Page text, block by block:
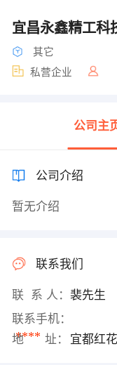
宜昌永鑫精工科
其它
私营企业
公司主
公司介绍
暂无介绍
联系我们
联 系 人： 裴先生
联系手机：
****
地 址： 宜都红